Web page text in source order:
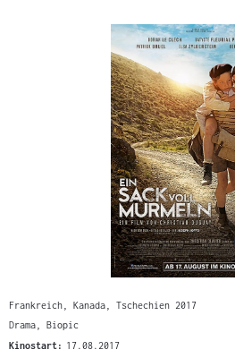
Frankreich, Kanada, Tschechien 2017
Drama, Biopic
Kinostart: 17.08.2017